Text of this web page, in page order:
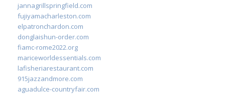
jannagrillspringfield.com
fujiyamacharleston.com
elpatronchardon.com
donglaishun-order.com
fiamc-rome2022.org
mariceworldessentials.com
lafisheriarestaurant.com
915jazzandmore.com
aguadulce-countryfair.com